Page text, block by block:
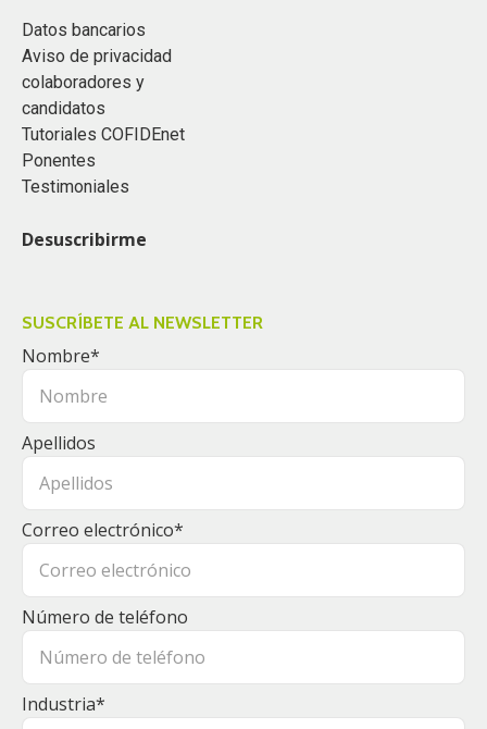
Datos bancarios
Aviso de privacidad
colaboradores y
candidatos
Tutoriales COFIDEnet
Ponentes
Testimoniales
Desuscribirme
SUSCRÍBETE AL NEWSLETTER
Nombre*
Apellidos
Correo electrónico*
Número de teléfono
Industria*